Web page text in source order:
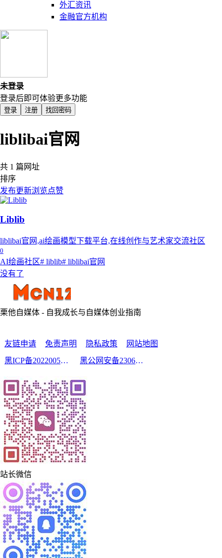
外汇资讯
金融官方机构
未登录
登录后即可体验更多功能
登录 注册 找回密码
liblibai官网
共 1 篇网址
排序
发布更新浏览点赞
Liblib
liblibai官网,ai绘画模型下载平台,在线创作与艺术家交流社区
0
AI绘画社区# liblib# liblibai官网
没有了
栗他自媒体 - 自我成长与自媒体创业指南
友链申请 免责声明 隐私政策
网站地图
黑ICP备2022005210号-2
黑公网安备23060302000213号
站长微信